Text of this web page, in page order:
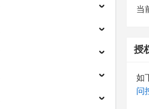
当
授
如
问